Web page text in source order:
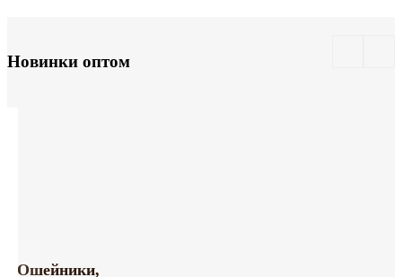
Новинки оптом
Ошейники,